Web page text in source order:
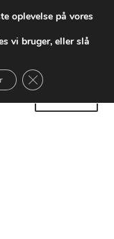
kr.
forsendelse
oplevelse på vores
vi bruger, eller slå
Close GDPR